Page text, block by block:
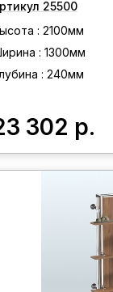
25500
: 2100мм
: 1300мм
: 240мм
302 р.